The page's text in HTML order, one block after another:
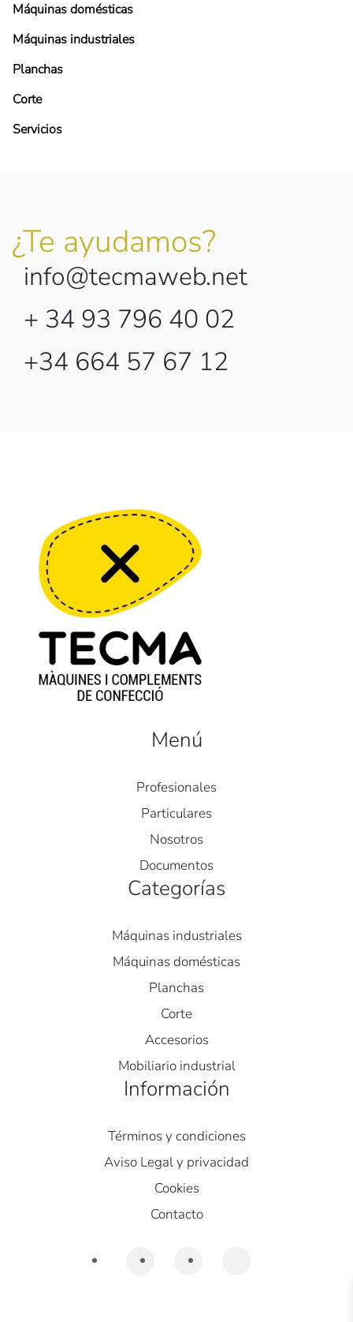
Máquinas domésticas
Máquinas industriales
Planchas
Corte
Servicios
¿Te ayudamos?
info@tecmaweb.net
+ 34 93 796 40 02
+34 664 57 67 12
Menú
Profesionales
Particulares
Nosotros
Documentos
Categorías
Máquinas industriales
Máquinas domésticas
Planchas
Corte
Accesorios
Mobiliario industrial
Información
Términos y condiciones
Aviso Legal y privacidad
Cookies
Contacto